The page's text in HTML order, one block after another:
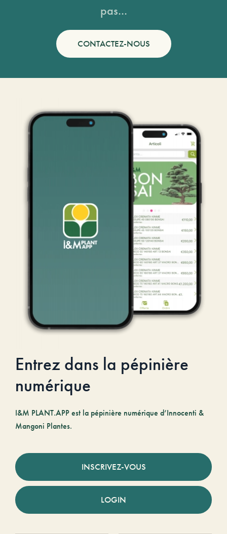
pas...
CONTACTEZ-NOUS
Entrez dans la pépinière
numérique
I&M PLANT.APP est la pépinière numérique d’Innocenti &
Mangoni Plantes.
INSCRIVEZ-VOUS
LOGIN